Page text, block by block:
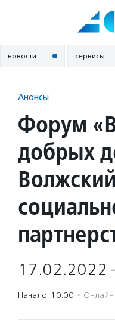
новости сервисы
Анонсы
Форум
добрых
17.02.2022
Начало: 10:00 · Онлайн